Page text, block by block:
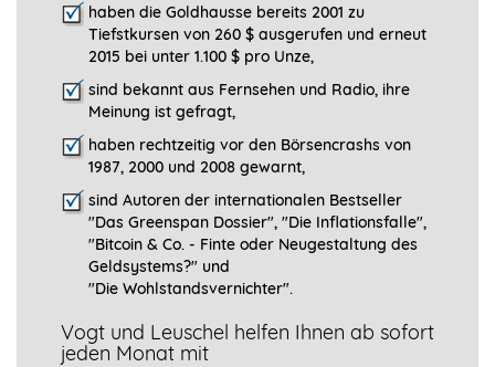
haben die Goldhausse bereits 2001 zu
Tiefstkursen von 260 $ ausgerufen und erneut
2015 bei unter 1.100 $ pro Unze,
sind bekannt aus Fernsehen und Radio, ihre
Meinung ist gefragt,
haben rechtzeitig vor den Börsencrashs von
1987, 2000 und 2008 gewarnt,
sind Autoren der internationalen Bestseller
"Das Greenspan Dossier", "Die Inflationsfalle",
"Bitcoin & Co. - Finte oder Neugestaltung des
Geldsystems?" und
"Die Wohlstandsvernichter".
Vogt und Leuschel helfen Ihnen ab sofort
jeden Monat mit